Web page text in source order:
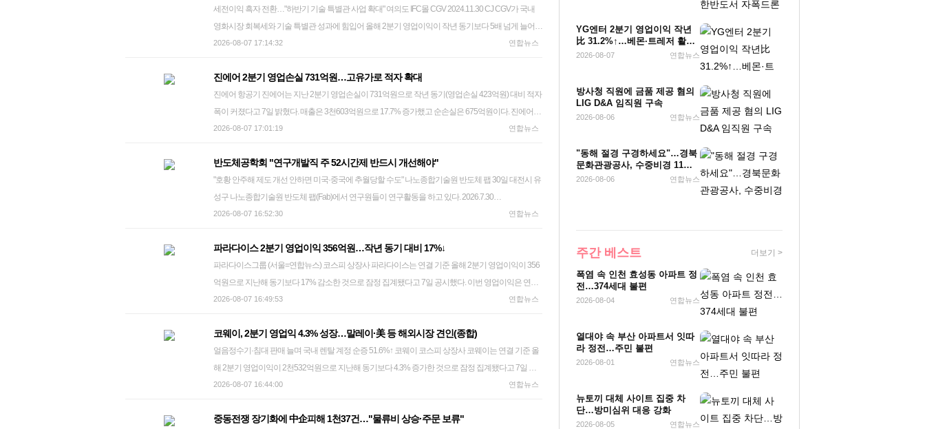
세전이익 흑자 전환…"하반기 기술 특별관 사업 확대" 여의도 IFC몰 CGV 2024.11.30 CJ CGV가 국내
영화시장 회복세와 기술 특별관 성과에 힘입어 올해 2분기 영업이익이 작년 동기보다 5배 넘게 늘어난
것으로 나타났다. CGV는 연결 기준 올해 2분기 영업이익이 115억원으로 작년 동기(17억원)보다
후 처음으로 흑자를 기록했다. 매출은 5천939억원으로 작년 같은 기간보다 20.8%(1천23억원) 늘었다.
수익성 개선 배경에는 국내 영화 시장의 회복이 꼽힌다. 국내 사업 부문은 영업손실이 62억원으로 작
년 2분기(-173억원)보다 적자 규모가 111억원 줄었다. 영화 '군체'와 '살목지'의 흥행, 정부의 영화관람
할인쿠폰 배포, 사업구조 개선 등이 영향을 미쳤다고 CGV는 설명했다. 국내 사업 매출은 1천660억원
자회사로 기술 특별관을 운영하는 CJ 포디플렉스(4DPLEX)는 영업이익이 83억원으로 작년 동기(23
억원)보다 260.9% 증가했다. 매출은 469억원으로 56.3%(169억원) 늘었다. 특별관 스크린
X(SCREENX)와 4DX 등의 성과가 본격화하고 애니메이션 '슈퍼 마리오 갤럭시'와 '토이 스토리 5'가 흥
행하면서 실적 호조를 이끌었다. 시스템 사업자 CJ올리브네트웍스는 인공지능(AI) 관련 사업 확대에
15.6%(27억원) 늘었다. CGV는 하반기에도 '호프'와 '스파이더맨: 브랜드 뉴 데이', '오디세이' 등과 같은
블록버스터 신작 개봉으로 실적 성장세가 이어질 것으로 전망했다. 서울 CGV여의도에 세계 최초로 3
면 발광다이오드(LED) 스크린X관을 선보이는 등 기술 특별관도 확대할 계획이다. 지난달에는 서울
CGV용산아이파크몰에 있는 스크린X관을 새로 단장했다. 정종민 CGV 대표는 "CJ 포디플렉스의 글로
환을 달성했다"며 "하반기에도 글로벌 기술 특별관 사업 확대와 CJ올리브네트웍스의 AX(인공지능 전
환) 사업 확대, 국내 극장 사업 경쟁력 강화를 통해 수익성과 성장성을 함께 높여 나가겠다"고 말했다.
encounter24@yna.co.kr
2026-08-07 17:14:32 연합뉴스
진에어 2분기 영업손실 731억원…고유가로 적자 확대
진에어 항공기 진에어는 지난 2분기 영업손실이 731억원으로 작년 동기(영업손실 423억원) 대비 적자
폭이 커졌다고 7일 밝혔다. 매출은 3천603억원으로 17.7% 증가했고 순손실은 675억원이다. 진에어는
고유가로 인한 유류비 증가 등으로 영업 비용이 늘어나면서 적자 규모가 확대됐다고 설명했다. 상반기
기 기준 역대 최대를 달성했다. 올 하반기에는 중동 정세 불안이 지속되는 가운데 성수기 여객 수요 확
대와 유가·환율 진정세로 일부 수익성 개선이 기대된다고 진에어는 전망했다. 진에어는 "일본·중국 등
선호 지역을 중심으로 노선 다변화와 고효율 신규 기재 도입을 통해 원가 경쟁력을 강화할 것"이라며
"통합 LCC 출범 준비를 통해 지속 가능한 성장 기반을 확보할 것"이라고 말했다.
2026-08-07 17:01:19 연합뉴스
반도체공학회 "연구개발직 주 52시간제 반드시 개선해야"
"호황 안주해 제도 개선 안하면 미국·중국에 추월당할 수도" 나노종합기술원 반도체 팹 30일 대전시 유
성구 나노종합기술원 반도체 팹(Fab)에서 연구원들이 연구활동을 하고 있다. 2026.7.30
utzza@yna.co.kr 반도체공학회가 정부의 메가특구특별법 제정을 계기로 연구개발직의 주 52시간제
입장문을 통해 "연구개발직에 일률적이고 경직적인 주 52시간제를 적용하는 것은 우리나라 반도체 산
업의 기술 경쟁력을 저해하는 요인이 될 수 있다"며 이처럼 밝혔다. 또한 "연구개발 성과는 단순히 회사
에 머무는 시간과 비례하지 않는다"며 "긴 호흡으로 연구해야 하는 사람이 있는가 하면, 짧은 시간 동안
고도의 집중력을 발휘하고 충분한 휴식을 취해야 하는 사람도 있다"고 설명했다. 연속 근로에 따른 합
리자는 '근무시간'이 아닌 '성과'를 기준으로 업무를 평가해야 한다"며 "성과 중심의 평가는 연구개발직
근로자에게 큰 도전이고 부담일 수 있으므로 그에 상응하는 합당한 보상이 반드시 따라야 한다"고 제
안했다. 근로자 건강 관리에 대한 세심한 주의와 함께, 충분한 보상과 지원이 제공되지 않을 경우 근로
자가 자유롭게 이직할 수 있도록 노동시장 유연성을 높이는 규제 완화 필요성도 제기했다. 반도체공학
좋아서 이룬 것이 아니다"라며 "지금의 호황에 안주해서 경직된 근로시간 체제를 유지하고 있으면 조
2026-08-07 16:52:30 연합뉴스
파라다이스 2분기 영업이익 356억원…작년 동기 대비 17%↓
파라다이스그룹 (서울=연합뉴스) 코스피 상장사 파라다이스는 연결 기준 올해 2분기 영업이익이 356
억원으로 지난해 동기보다 17% 감소한 것으로 잠정 집계됐다고 7일 공시했다. 이번 영업이익은 연합
인포맥스가 집계한 시장 전망치 441억원을 19.3% 하회했다. 매출은 3천181억원으로 작년 동기 대비
2026-08-07 16:49:53 연합뉴스
코웨이, 2분기 영업익 4.3% 성장…말레이·美 등 해외시장 견인(종합)
얼음정수기·침대 판매 늘며 국내 렌탈 계정 순증 51.6%↑ 코웨이 코스피 상장사 코웨이는 연결 기준 올
해 2분기 영업이익이 2천532억원으로 지난해 동기보다 4.3% 증가한 것으로 잠정 집계됐다고 7일 공
시했다. 매출은 1조4천422억원으로 작년 동기 대비 14.6% 증가했다. 순이익은 1천783억원으로 역시
해 코웨이의 상반기 영업이익은 11.1% 증가한 5천41억원, 매출액은 13.9% 오른 2조7천719억원을 기
2026-08-07 16:44:00 연합뉴스
중동전쟁 장기화에 中企피해 1천37건…"물류비 상승·주문 보류"
YG엔터 2분기 영업이익 작년
比 31.2%↑…베몬·트레저 활약
(종합)
2026-08-07 연합뉴스
방사청 직원에 금품 제공 혐의
LIG D&A 임직원 구속
2026-08-06 연합뉴스
"동해 절경 구경하세요"…경북
문화관광공사, 수중비경 11선
발표
2026-08-06 연합뉴스
주간 베스트 더보기 >
폭염 속 인천 효성동 아파트 정
전…374세대 불편
2026-08-04 연합뉴스
열대야 속 부산 아파트서 잇따
라 정전…주민 불편
2026-08-01 연합뉴스
뉴토끼 대체 사이트 집중 차
단…방미심위 대응 강화
2026-08-05 연합뉴스